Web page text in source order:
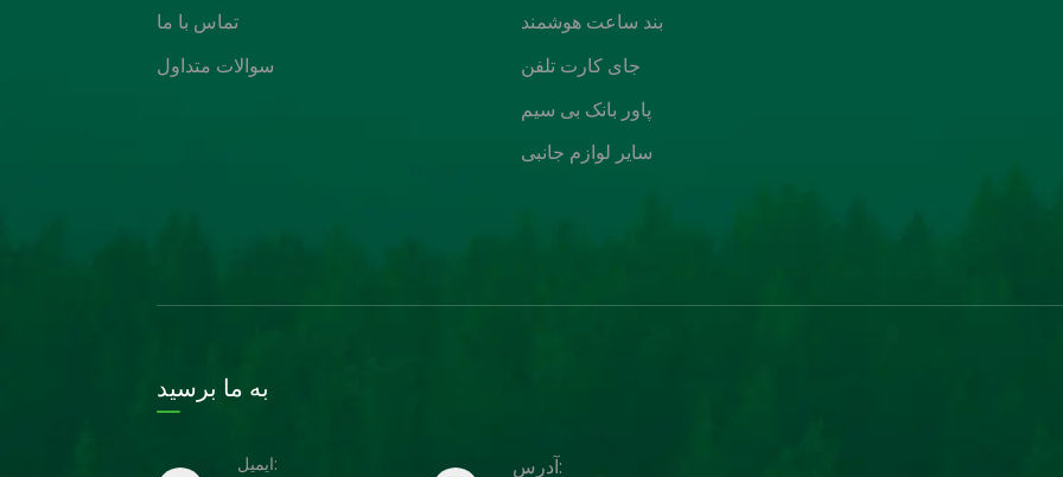
تماس با ما
سوالات متداول
بند ساعت هوشمند
جای کارت تلفن
پاور بانک بی سیم
سایر لوازم جانبی
به ما برسید
ایمیل: آدرس: